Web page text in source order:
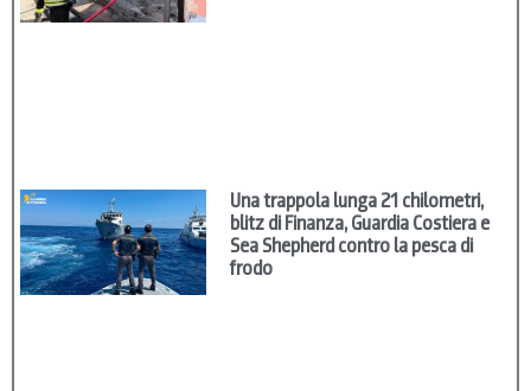
Una trappola lunga 21 chilometri,
blitz di Finanza, Guardia Costiera e
Sea Shepherd contro la pesca di
frodo